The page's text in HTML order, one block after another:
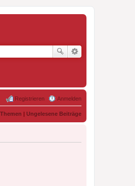
Anmelden
Registrieren
| Ungelesene Beiträge